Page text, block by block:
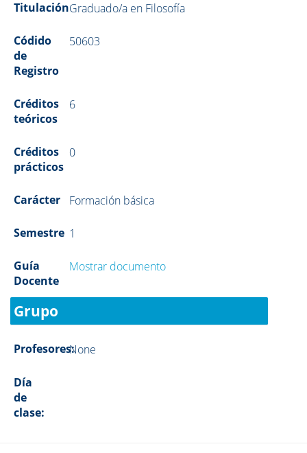
TitulaciónGraduado/a en Filosofía
Códido
de
Registro
50603
Créditos
teóricos
6
Créditos
prácticos
0
Carácter Formación básica
Semestre 1
Guía
Docente
Mostrar documento
Grupo
Profesores:None
Día
de
clase: